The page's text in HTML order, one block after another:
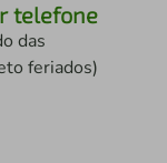
telefone
das
feriados)